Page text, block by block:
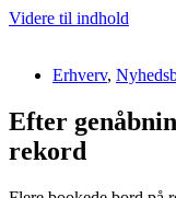
Videre til indhold
Erhverv,
Efter
rekord